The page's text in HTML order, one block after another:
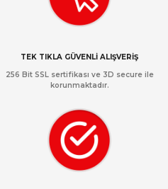
TEK TIKLA GÜVENLİ ALIŞVERİŞ
256 Bit SSL sertifikası ve 3D secure ile
korunmaktadır.